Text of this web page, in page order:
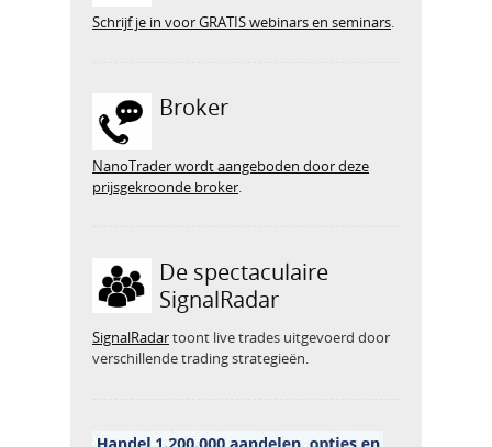
Schrijf je in voor GRATIS webinars en seminars.
Broker
NanoTrader wordt aangeboden door deze
prijsgekroonde broker.
De spectaculaire
SignalRadar
SignalRadartoont live trades uitgevoerd door
verschillende trading strategieën.